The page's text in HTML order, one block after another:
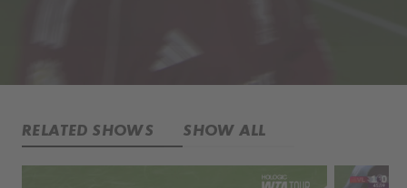
RELATED SHOWS SHOW ALL